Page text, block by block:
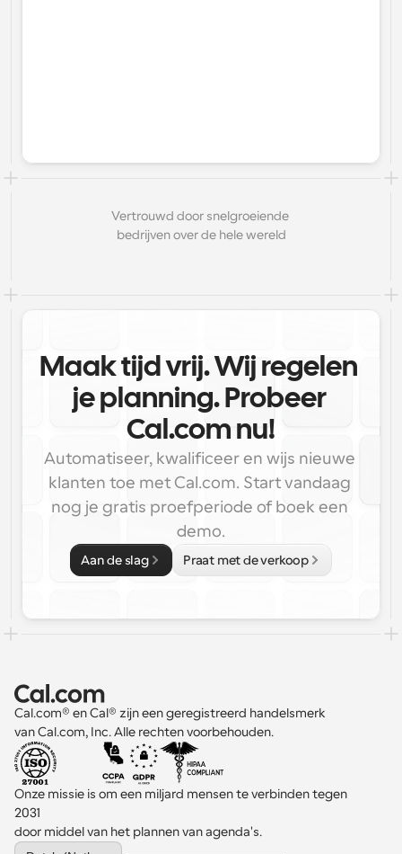
Vertrouwd door snelgroeiende
bedrijven over de hele wereld
Maak tijd vrij. Wij regelen
je planning. Probeer
Cal.com nu!
Automatiseer, kwalificeer en wijs nieuwe
klanten toe met Cal.com. Start vandaag
nog je gratis proefperiode of boek een
demo.
Aan de slag Praat met de verkoop
Cal.com® en Cal® zijn een geregistreerd handelsmerk
van Cal.com, Inc. Alle rechten voorbehouden.
Onze missie is om een miljard mensen te verbinden tegen
2031
door middel van het plannen van agenda's.
Select Language